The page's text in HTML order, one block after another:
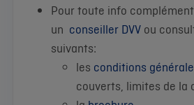
Pour toute info
un conseiller DVV ou
suivants:
les conditions
couverts, limites de la